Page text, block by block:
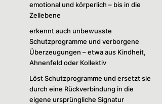
emotional und körperlich – bis in die
Zellebene
erkennt auch unbewusste
Schutzprogramme und verborgene
Überzeugungen – etwa aus Kindheit,
Ahnenfeld oder Kollektiv
Löst Schutzprogramme und ersetzt sie
durch eine Rückverbindung in die
eigene ursprüngliche Signatur